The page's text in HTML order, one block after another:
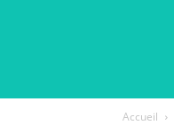
Accueil